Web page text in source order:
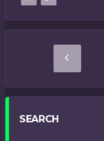
SEARCH